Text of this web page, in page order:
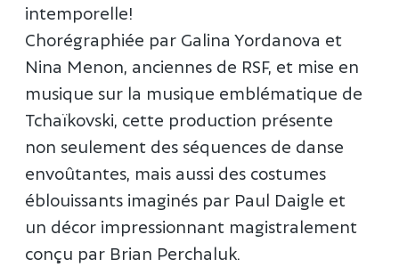
intemporelle!
Chorégraphiée par Galina Yordanova et
Nina Menon, anciennes de RSF, et mise en
musique sur la musique emblématique de
Tchaïkovski, cette production présente
non seulement des séquences de danse
envoûtantes, mais aussi des costumes
éblouissants imaginés par Paul Daigle et
un décor impressionnant magistralement
conçu par Brian Perchaluk.